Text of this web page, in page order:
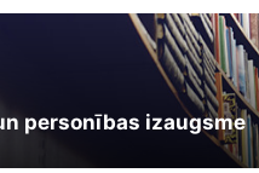
personības izaugsme